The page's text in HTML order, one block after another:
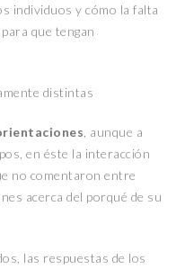
individuos y cómo la falta
que tengan
distintas
, aunque a
en éste la interacción
no comentaron entre
acerca del porqué de su
las respuestas de los